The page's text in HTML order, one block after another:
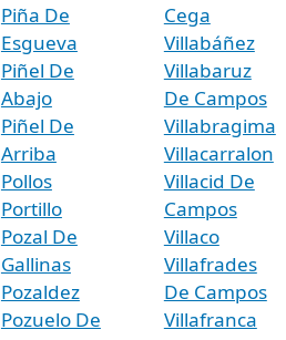
Piña De
Esgueva
Piñel De
Abajo
Piñel De
Arriba
Pollos
Portillo
Pozal De
Gallinas
Pozaldez
Pozuelo De
Cega
Villabáñez
Villabaruz
De Campos
Villabragima
Villacarralon
Villacid De
Campos
Villaco
Villafrades
De Campos
Villafranca